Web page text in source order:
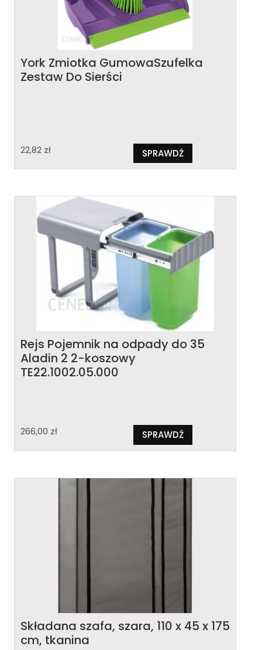
York Zmiotka GumowaSzufelka
Zestaw Do Sierści
22,82 zł SPRAWDŹ
Rejs Pojemnik na odpady do 35
Aladin 2 2-koszowy
TE22.1002.05.000
266,00 zł SPRAWDŹ
Składana szafa, szara, 110 x 45 x 175
cm, tkanina